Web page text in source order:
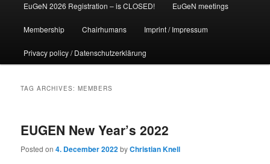
EuGeN 2026 Registration – is CLOSED! EuGeN meetings
Membership Chairhumans Imprint / Impressum
Privacy policy / Datenschutzerklärung
TAG ARCHIVES:MEMBERS
EUGEN New Year’s 2022
Posted on4. December 2022byChristian Knell